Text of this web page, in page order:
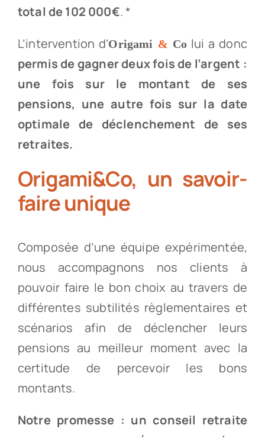
total de 102 000€. *
L’intervention d’Origami & Co lui a donc
permis de gagner deux fois de l’argent :
une fois sur le montant de ses
pensions, une autre fois sur la date
optimale de déclenchement de ses
retraites.
Origami&Co, un savoir-
faire unique
Composée d’une équipe expérimentée,
nous accompagnons nos clients à
pouvoir faire le bon choix au travers de
différentes subtilités règlementaires et
scénarios afin de déclencher leurs
pensions au meilleur moment avec la
certitude de percevoir les bons
montants.
Notre promesse : un conseil retraite